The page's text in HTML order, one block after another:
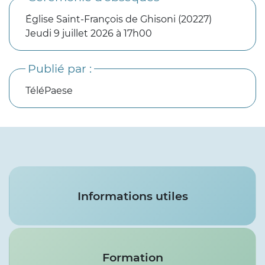
Église Saint-François de Ghisoni (20227)
Jeudi 9 juillet 2026 à 17h00
Publié par :
TéléPaese
Services
Informations utiles
Formation